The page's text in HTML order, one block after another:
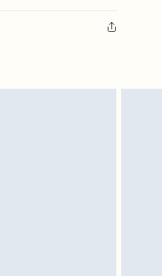
€9.99
bijoux pour piercings, les jouets
les surmatelas et les